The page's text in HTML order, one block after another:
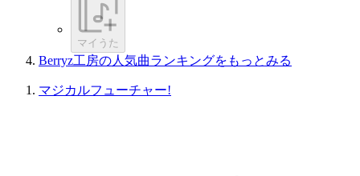
マイうた
Berryz工房の人気曲ランキングをもっとみる
マジカルフューチャー!